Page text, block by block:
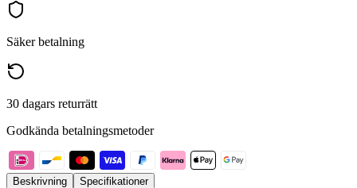
Säker betalning
30 dagars returrätt
Godkända betalningsmetoder
Beskrivning Specifikationer